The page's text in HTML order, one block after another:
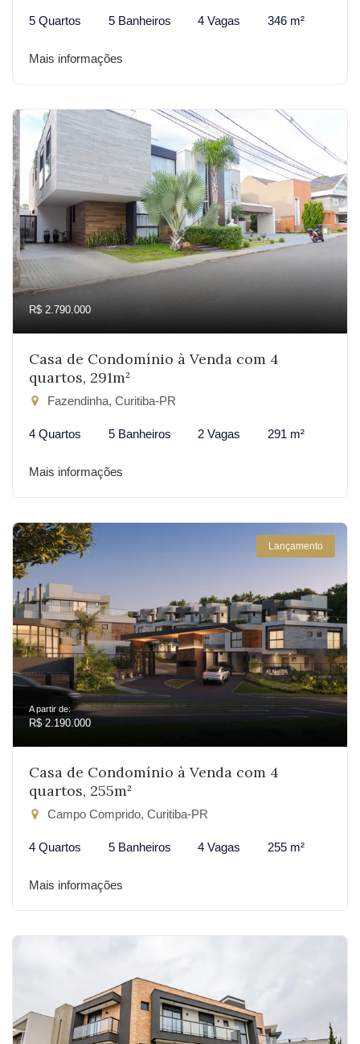
5 Quartos 5 Banheiros 4 Vagas 346 m²
Mais informações
R$ 2.790.000
Casa de Condomínio à Venda com 4
quartos, 291m²
Fazendinha, Curitiba-PR
4 Quartos 5 Banheiros 2 Vagas 291 m²
Mais informações
Lançamento
A partir de:
R$ 2.190.000
Casa de Condomínio à Venda com 4
quartos, 255m²
Campo Comprido, Curitiba-PR
4 Quartos 5 Banheiros 4 Vagas 255 m²
Mais informações